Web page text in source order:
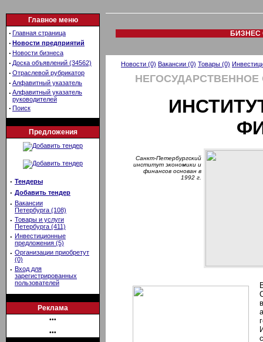
Главное меню
· Главная страница
· Новости предприятий
· Новости бизнеса
· Доска объявлений (34562)
· Отраслевой рубрикатор
· Алфавитный указатель
· Алфавитный указатель
руководителей
· Поиск
Предложения
· Тендеры
· Добавить тендер
· Вакансии
Петербурга (108)
· Товары и услуги
Петербурга (411)
· Инвестиционные
предложения (5)
· Организации приобретут
(0)
· Вход для
зарегистрированных
пользователей
Реклама
•••
•••
БИЗНЕС
Новости (0) Вакансии (0) Товары (0)
Санкт-Петербургский
институт экономики и
финансов основан в
1992 г.